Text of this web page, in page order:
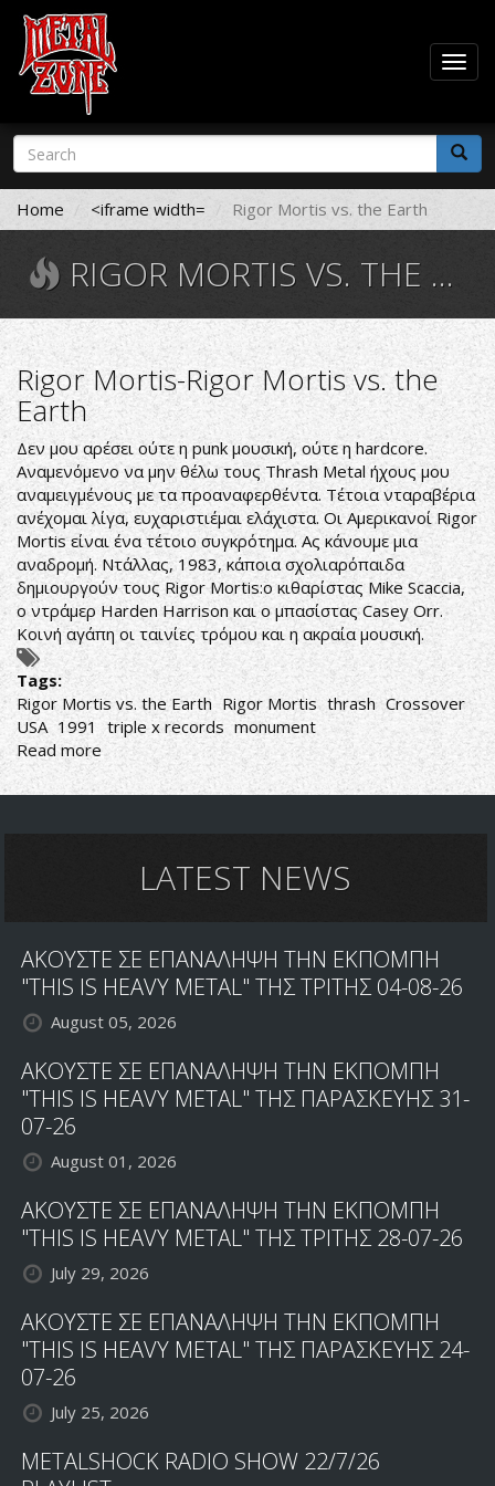
Skip
main
content
Search
form
Search
Home <iframe width= Rigor Mortis vs. the Earth
RIGOR MORTIS VS. THE EARTH
Rigor Mortis-Rigor Mortis vs. the
Earth
Δεν μου αρέσει ούτε η punk μουσική, ούτε η hardcore.
Αναμενόμενο να μην θέλω τους Thrash Metal ήχους μου
αναμειγμένους με τα προαναφερθέντα. Τέτοια νταραβέρια
ανέχομαι λίγα, ευχαριστιέμαι ελάχιστα. Οι Αμερικανοί Rigor
Mortis είναι ένα τέτοιο συγκρότημα. Ας κάνουμε μια
αναδρομή. Ντάλλας, 1983, κάποια σχολιαρόπαιδα
δημιουργούν τους Rigor Mortis:ο κιθαρίστας Mike Scaccia,
ο ντράμερ Harden Harrison και ο μπασίστας Casey Orr.
Κοινή αγάπη οι ταινίες τρόμου και η ακραία μουσική.
Tags:
Rigor Mortis vs. the Earth Rigor Mortis thrash Crossover
USA 1991 triple x records monument
Read more about
Rigor
Mortis-
LATEST NEWS
ΑΚΟΥΣΤΕ ΣΕ ΕΠΑΝΑΛΗΨΗ ΤΗΝ ΕΚΠΟΜΠΗ
"THIS IS HEAVY METAL" ΤΗΣ ΤΡΙΤΗΣ 04-08-26
August 05, 2026
ΑΚΟΥΣΤΕ ΣΕ ΕΠΑΝΑΛΗΨΗ ΤΗΝ ΕΚΠΟΜΠΗ
"THIS IS HEAVY METAL" ΤΗΣ ΠΑΡΑΣΚΕΥΗΣ 31-
07-26
August 01, 2026
ΑΚΟΥΣΤΕ ΣΕ ΕΠΑΝΑΛΗΨΗ ΤΗΝ ΕΚΠΟΜΠΗ
"THIS IS HEAVY METAL" ΤΗΣ ΤΡΙΤΗΣ 28-07-26
July 29, 2026
ΑΚΟΥΣΤΕ ΣΕ ΕΠΑΝΑΛΗΨΗ ΤΗΝ ΕΚΠΟΜΠΗ
"THIS IS HEAVY METAL" ΤΗΣ ΠΑΡΑΣΚΕΥΗΣ 24-
07-26
July 25, 2026
METALSHOCK RADIO SHOW 22/7/26